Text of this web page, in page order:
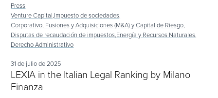
Press
Venture Capital,Impuesto de sociedades,
Corporativo, Fusiones y Adquisiciones (M&A) y Capital de Riesgo,
Disputas de recaudación de impuestos,Energía y Recursos Naturales,
Derecho Administrativo
31 de julio de 2025
LEXIA in the Italian Legal Ranking by Milano
Finanza